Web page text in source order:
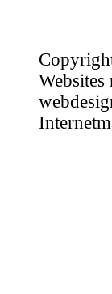
Websites